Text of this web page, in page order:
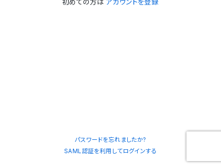
パスワードを忘れましたか?
SAML認証を利用してログインする